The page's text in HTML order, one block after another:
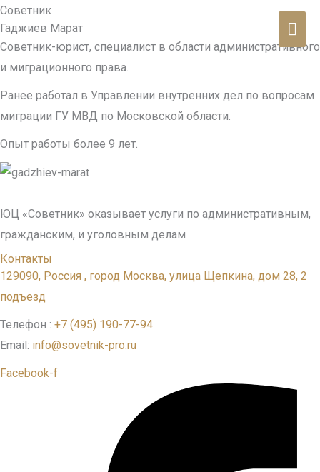
Перейти
к
содержимому
Советник
Гаджиев Марат
Советник-юрист, специалист в области административного
и миграционного права.
Ранее работал в Управлении внутренних дел по вопросам
миграции ГУ МВД по Московской области.
Опыт работы более 9 лет.
ЮЦ «Советник» оказывает услуги по административным,
гражданским, и уголовным делам
Контакты
129090, Россия , город Москва, улица Щепкина, дом 28, 2
подъезд
Телефон : +7 (495) 190-77-94
Email: info@sovetnik-pro.ru
Facebook-f